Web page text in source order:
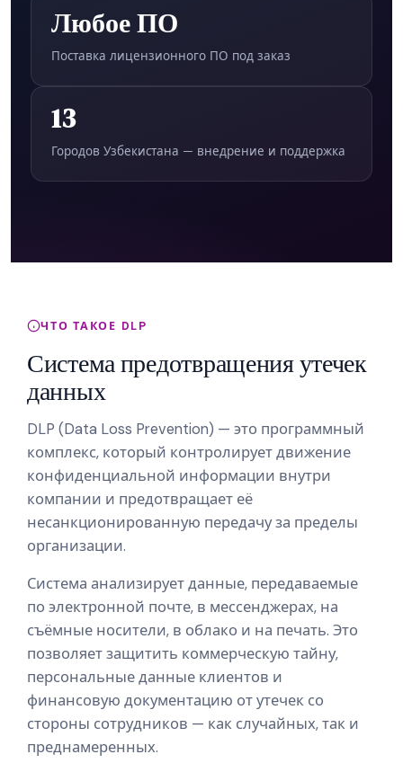
Любое ПО
Поставка лицензионного ПО под заказ
13
Городов Узбекистана — внедрение и поддержка
ЧТО ТАКОЕ DLP
Система предотвращения утечек
данных
DLP (Data Loss Prevention) — это программный
комплекс, который контролирует движение
конфиденциальной информации внутри
компании и предотвращает её
несанкционированную передачу за пределы
организации.
Система анализирует данные, передаваемые
по электронной почте, в мессенджерах, на
съёмные носители, в облако и на печать. Это
позволяет защитить коммерческую тайну,
персональные данные клиентов и
финансовую документацию от утечек со
стороны сотрудников — как случайных, так и
преднамеренных.